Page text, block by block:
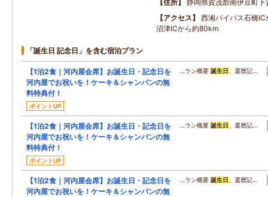
住所
静岡県賀茂郡南伊豆町
アクセス
西湘バイパス石橋
沼津ICから約80km
「誕生日 記念日」を含む宿泊プラン
【1泊2食｜河内屋会席】お誕生日・記念日を
河内屋でお祝いを！ケーキ＆シャンパンの無
料特典付！
ポイントUP
…ラン概要誕生日 、還暦記…
【1泊2食｜河内屋会席】お誕生日・記念日を
河内屋でお祝いを！ケーキ＆シャンパンの無
料特典付！
ポイントUP
…ラン概要誕生日 、還暦記…
【1泊2食｜河内屋会席】お誕生日・記念日を
河内屋でお祝いを！ケーキ＆シャンパンの無
…ラン概要誕生日 、還暦記…